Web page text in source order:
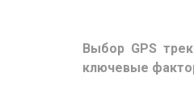
Выбор GPS
ключевые